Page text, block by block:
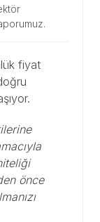
fiyat
önce